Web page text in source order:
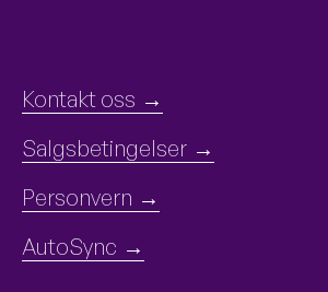
Kontakt oss
Salgsbetingelser
Personvern
AutoSync